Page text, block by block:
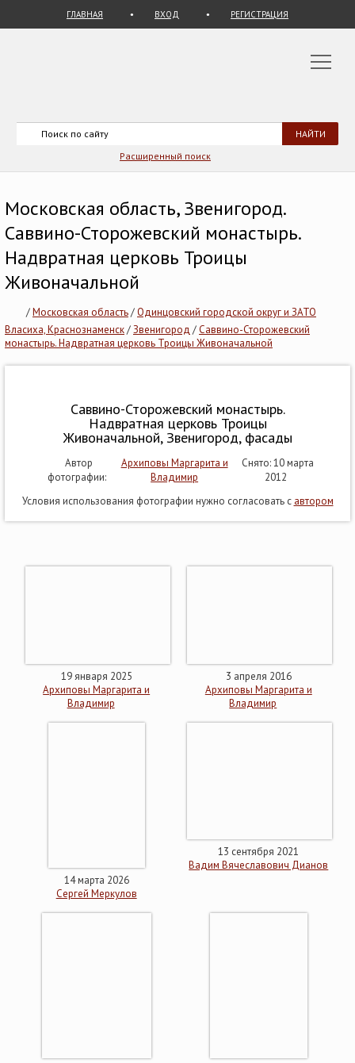
ГЛАВНАЯ ВХОД РЕГИСТРАЦИЯ
Расширенный поиск
Московская область, Звенигород.
Саввино-Сторожевский монастырь.
Надвратная церковь Троицы
Живоначальной
/Московская область/Одинцовский городской округ и ЗАТО
Власиха, Краснознаменск/Звенигород /Саввино-Сторожевский
монастырь. Надвратная церковь Троицы Живоначальной
Саввино-Сторожевский монастырь.
Надвратная церковь Троицы
Живоначальной, Звенигород, фасады
Автор
фотографии:
Архиповы Маргарита и
Владимир
Снято: 10 марта
2012
Условия использования фотографии нужно согласовать с автором
19 января 2025
Архиповы Маргарита и
Владимир
3 апреля 2016
Архиповы Маргарита и
Владимир
14 марта 2026
Сергей Меркулов
13 сентября 2021
Вадим Вячеславович Дианов